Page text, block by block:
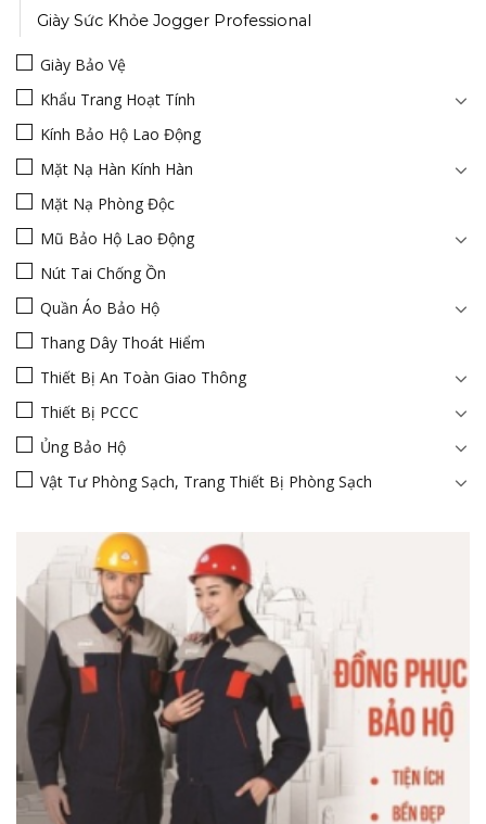
Giày Sức Khỏe Jogger Professional
Giày Bảo Vệ
Khẩu Trang Hoạt Tính
Kính Bảo Hộ Lao Động
Mặt Nạ Hàn Kính Hàn
Mặt Nạ Phòng Độc
Mũ Bảo Hộ Lao Động
Nút Tai Chống Ồn
Quần Áo Bảo Hộ
Thang Dây Thoát Hiểm
Thiết Bị An Toàn Giao Thông
Thiết Bị PCCC
Ủng Bảo Hộ
Vật Tư Phòng Sạch, Trang Thiết Bị Phòng Sạch